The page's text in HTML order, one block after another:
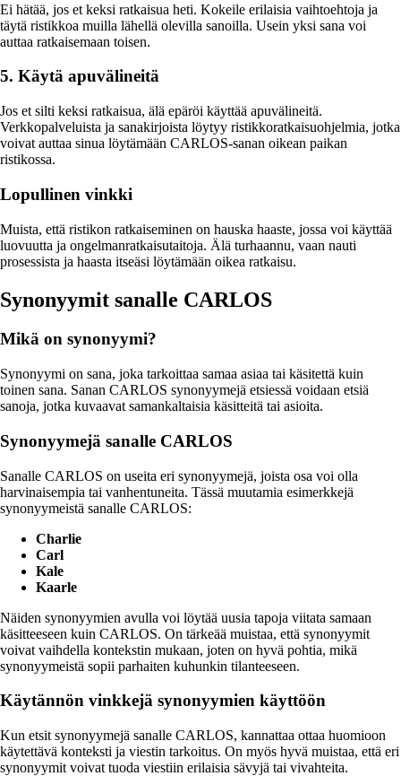
Ei hätää, jos et keksi ratkaisua heti. Kokeile erilaisia vaihtoehtoja ja
täytä ristikkoa muilla lähellä olevilla sanoilla. Usein yksi sana voi
auttaa ratkaisemaan toisen.
5. Käytä apuvälineitä
Jos et silti keksi ratkaisua, älä epäröi käyttää apuvälineitä.
Verkkopalveluista ja sanakirjoista löytyy ristikkoratkaisuohjelmia, jotka
voivat auttaa sinua löytämään CARLOS-sanan oikean paikan
ristikossa.
Lopullinen vinkki
Muista, että ristikon ratkaiseminen on hauska haaste, jossa voi käyttää
luovuutta ja ongelmanratkaisutaitoja. Älä turhaannu, vaan nauti
prosessista ja haasta itseäsi löytämään oikea ratkaisu.
Synonyymit sanalle CARLOS
Mikä on synonyymi?
Synonyymi on sana, joka tarkoittaa samaa asiaa tai käsitettä kuin
toinen sana. Sanan CARLOS synonyymejä etsiessä voidaan etsiä
sanoja, jotka kuvaavat samankaltaisia käsitteitä tai asioita.
Synonyymejä sanalle CARLOS
Sanalle CARLOS on useita eri synonyymejä, joista osa voi olla
harvinaisempia tai vanhentuneita. Tässä muutamia esimerkkejä
synonyymeistä sanalle CARLOS:
Charlie
Carl
Kale
Kaarle
Näiden synonyymien avulla voi löytää uusia tapoja viitata samaan
käsitteeseen kuin CARLOS. On tärkeää muistaa, että synonyymit
voivat vaihdella kontekstin mukaan, joten on hyvä pohtia, mikä
synonyymeistä sopii parhaiten kuhunkin tilanteeseen.
Käytännön vinkkejä synonyymien käyttöön
Kun etsit synonyymejä sanalle CARLOS, kannattaa ottaa huomioon
käytettävä konteksti ja viestin tarkoitus. On myös hyvä muistaa, että eri
synonyymit voivat tuoda viestiin erilaisia sävyjä tai vivahteita.